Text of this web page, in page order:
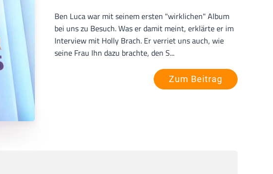
Ben Luca war mit seinem ersten "wirklichen" Album
bei uns zu Besuch. Was er damit meint, erklärte er im
Interview mit Holly Brach. Er verriet uns auch, wie
seine Frau Ihn dazu brachte, den S...
Zum Beitrag